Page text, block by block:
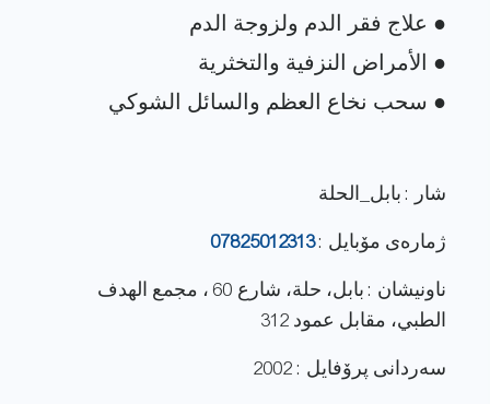
شار : بابل_الحلة
ژماره‌ی مۆبایل :07825012313
ناونيشان : بابل، حلة، شارع 60 ، مجمع الهدف
الطبي، مقابل عمود 312
سەردانی پرۆفایل : 2002